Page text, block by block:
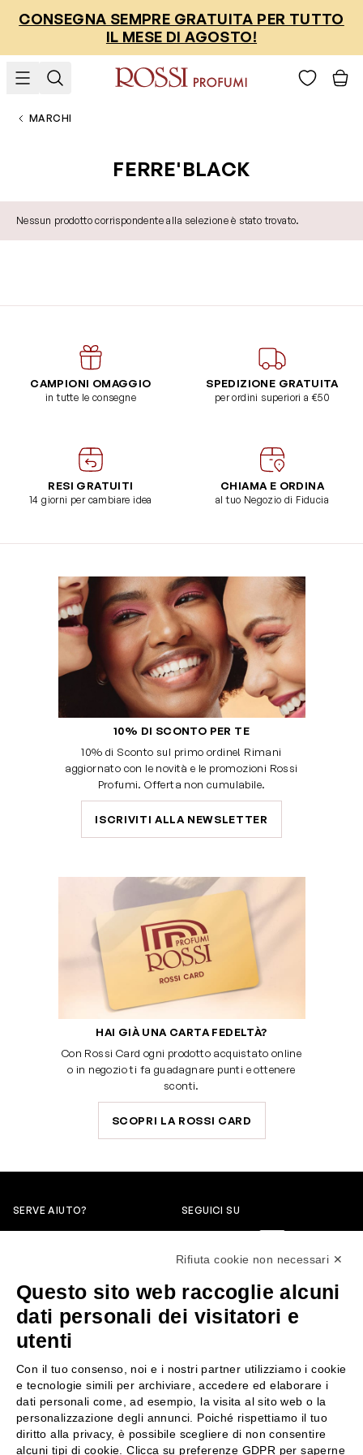
CONSEGNA SEMPRE GRATUITA PER TUTTO
IL MESE DI AGOSTO!
MARCHI
FERRE'BLACK
Nessun prodotto corrispondente alla selezione è stato trovato.
CAMPIONI OMAGGIO
in tutte le consegne
SPEDIZIONE GRATUITA
per ordini superiori a €50
RESI GRATUITI
14 giorni per cambiare idea
CHIAMA E ORDINA
al tuo Negozio di Fiducia
10% DI SCONTO PER TE
10% di Sconto sul primo ordine! Rimani
aggiornato con le novità e le promozioni Rossi
Profumi. Offerta non cumulabile.
ISCRIVITI ALLA NEWSLETTER
HAI GIÀ UNA CARTA FEDELTÀ?
Con Rossi Card ogni prodotto acquistato online
o in negozio ti fa guadagnare punti e ottenere
sconti.
SCOPRI LA ROSSI CARD
SERVE AIUTO?
servizioclienti@rossiprofumi.it
SEGUICI SU
SERVIZIO CLIENTI
Resi e rimborsi
Pagamenti
Spedizione
Condizioni generali di vendita
Chi siamo
Contattaci
Negozi
Attiva la Rossi Card
Rifiuta cookie non necessari ✕
Questo sito web raccoglie alcuni
dati personali dei visitatori e
utenti
Con il tuo consenso, noi e i nostri partner utilizziamo i cookie
e tecnologie simili per archiviare, accedere ed elaborare i
dati personali come, ad esempio, la visita al sito web o la
personalizzazione degli annunci. Poiché rispettiamo il tuo
diritto alla privacy, è possibile scegliere di non consentire
alcuni tipi di cookie. Clicca su preferenze GDPR per saperne